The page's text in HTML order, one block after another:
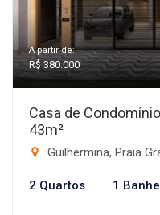
A partir de:
R$ 380.000
Casa de
43m²
Guilhermina, Praia
2 Quartos 1